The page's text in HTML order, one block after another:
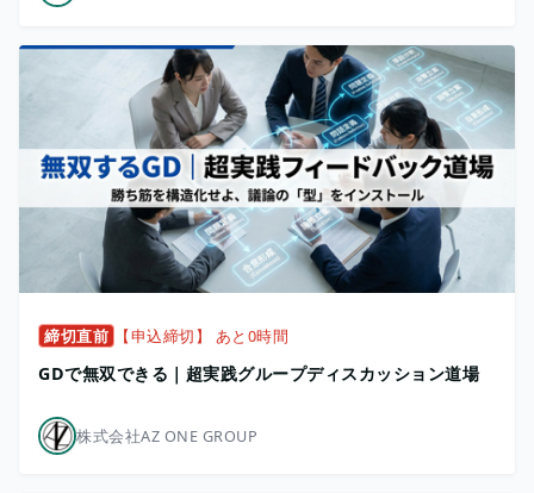
締切直前 【申込締切】 あと0時間
GDで無双できる｜超実践グループディスカッション道場
株式会社AZ ONE GROUP